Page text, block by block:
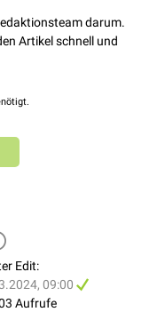
darum.
Artikel schnell und
Edit:
09:00
Aufrufe